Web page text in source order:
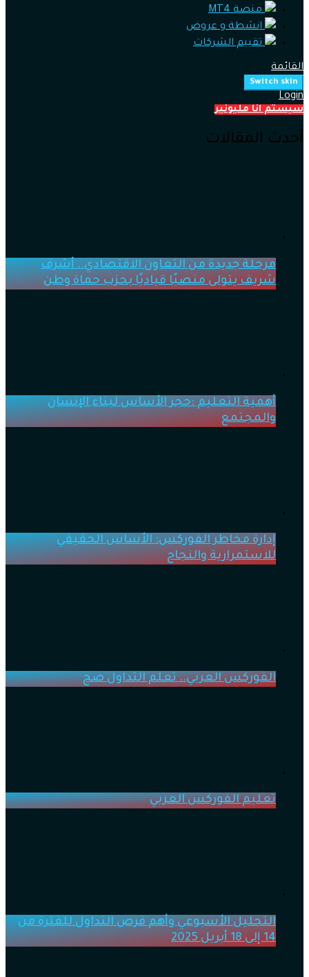
منصة MT4
انشطة و عروض
تقييم الشركات
القائمة
Switch skin
Login
سيستم انا مليونير
أحدث المقالات
مرحلة جديدة من التعاون الاقتصادي.. أشرف
شريف يتولى منصبًا قياديًا بحزب حماة وطن
أهمية التعليم :حجر الأساس لبناء الإنسان
والمجتمع
إدارة مخاطر الفوركس: الأساس الحقيقي
للاستمرارية والنجاح
الفوركس العربي.. تعلم التداول صح
تعليم الفوركس العربي
التحليل الأسبوعي وأهم فرص التداول للفترة من
14 إلى 18 أبريل 2025